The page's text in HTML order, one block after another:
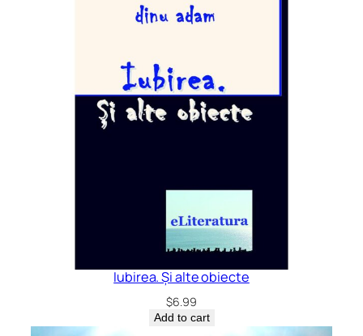
Iubirea. Și alte obiecte
$6.99
Add to cart